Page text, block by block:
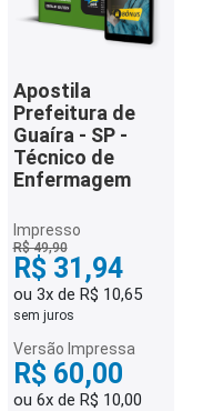
Apostila
Prefeitura de
Guaíra - SP -
Técnico de
Enfermagem
Impresso
R$ 49,90
R$ 31,94
ou 3x de R$ 10,65
sem juros
Versão Impressa
R$ 60,00
ou 6x de R$ 10,00